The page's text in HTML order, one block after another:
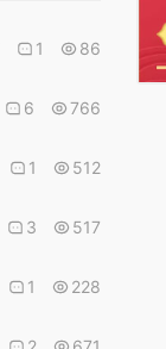
1 86
6 766
1 512
3 517
1 228